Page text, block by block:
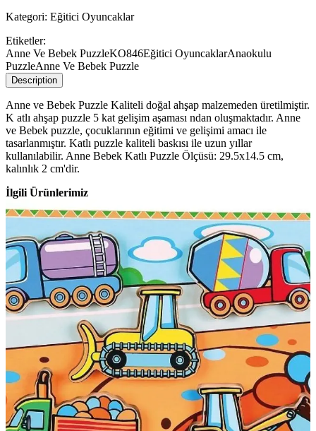
Kategori: Eğitici Oyuncaklar
Etiketler:
Anne Ve Bebek PuzzleKO846Eğitici OyuncaklarAnaokulu
PuzzleAnne Ve Bebek Puzzle
Description
Anne ve Bebek Puzzle Kaliteli doğal ahşap malzemeden üretilmiştir.
K atlı ahşap puzzle 5 kat gelişim aşaması ndan oluşmaktadır. Anne
ve Bebek puzzle, çocuklarının eğitimi ve gelişimi amacı ile
tasarlanmıştır. Katlı puzzle kaliteli baskısı ile uzun yıllar
kullanılabilir. Anne Bebek Katlı Puzzle Ölçüsü: 29.5x14.5 cm,
kalınlık 2 cm'dir.
İlgili Ürünlerimiz